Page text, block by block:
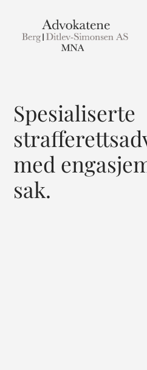
Spesialiserte
med
sak.